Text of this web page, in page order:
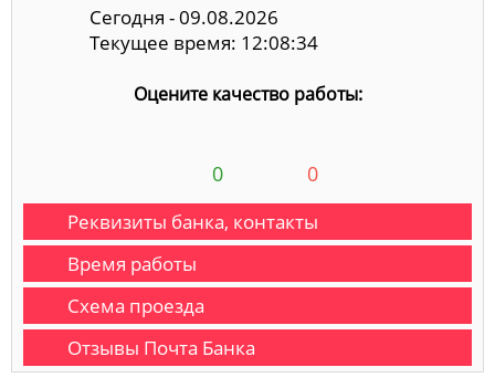
Сегодня - 09.08.2026
Текущее время: 12:08:34
Оцените качество работы:
0 0
Реквизиты банка, контакты
Время работы
Схема проезда
Отзывы Почта Банка